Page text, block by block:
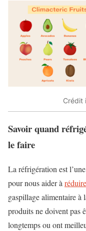
Crédit
Savoir quand
le faire
La réfrigération est
pour nous aider à
gaspillage alimentaire à
produits ne doivent pas
longtemps ou ont